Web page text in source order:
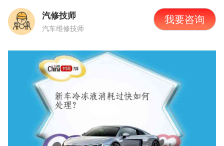
汽修技师
汽车维修技师
我要咨询